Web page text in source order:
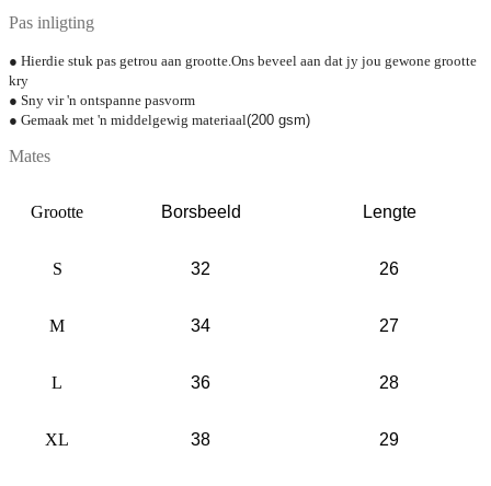
Pas inligting
● Hierdie stuk pas getrou aan grootte.Ons beveel aan dat jy jou gewone grootte
kry
● Sny vir 'n ontspanne pasvorm
● Gemaak met 'n middelgewig materiaal(200 gsm)
Mates
Grootte Borsbeeld Lengte
S 32 26
M 34 27
L 36 28
XL 38 29